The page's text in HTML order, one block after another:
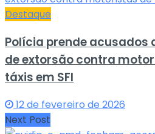
Destaque
Polícia prende acusados
de extorsão contra
táxis em SFI
12 de fevereiro de 2026
Next Post